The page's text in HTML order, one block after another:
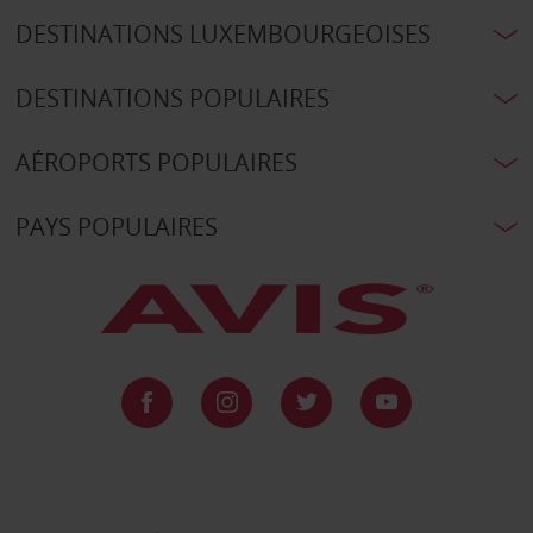
DESTINATIONS LUXEMBOURGEOISES
DESTINATIONS POPULAIRES
AÉROPORTS POPULAIRES
PAYS POPULAIRES